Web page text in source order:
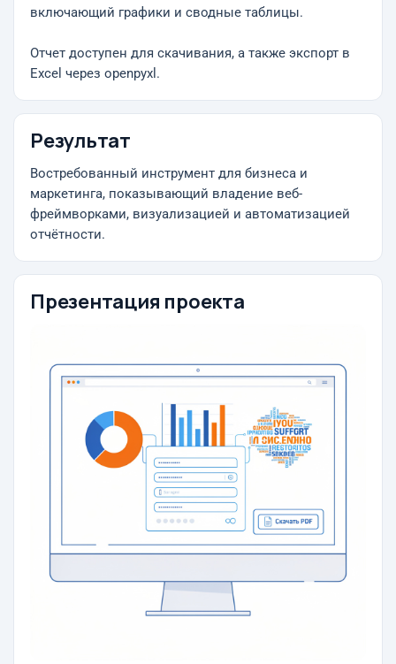
включающий графики и сводные таблицы.
Отчет доступен для скачивания, а также экспорт в
Excel через openpyxl.
Результат
Востребованный инструмент для бизнеса и
маркетинга, показывающий владение веб-
фреймворками, визуализацией и автоматизацией
отчётности.
Презентация проекта